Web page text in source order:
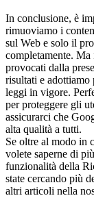
In conclusione, è
rimuoviamo i
sul Web e solo il
completamente.
provocati dalla
risultati e adottiamo
leggi in vigore.
per proteggere gli
assicurarci che
alta qualità a tutti.
Se oltre al modo in
volete saperne di
funzionalità della
state cercando più
altri articoli nella